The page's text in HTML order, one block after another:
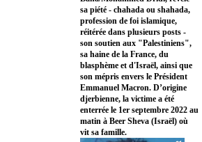
sa piété - chahada ou shahada,
profession de foi islamique,
réitérée dans plusieurs posts -
son soutien aux "Palestiniens",
sa haine de la France, du
blasphème et d'Israël, ainsi que
son mépris envers le Président
Emmanuel Macron. D’origine
djerbienne, la victime a été
enterrée le 1er septembre 2022 au
matin à Beer Sheva (Israël) où
vit sa famille.